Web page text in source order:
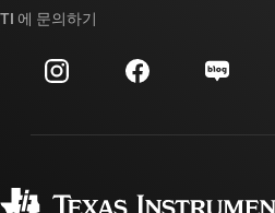
이벤트
투자 관계
대체품 검색
고객 지원 센터
myTI 계정 FAQ
주문 FAQ
TI 에 문의하기